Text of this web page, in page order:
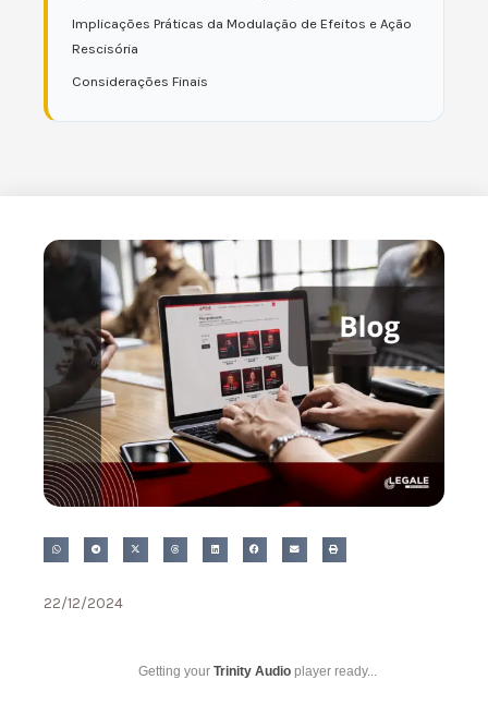
Implicações Práticas da Modulação de Efeitos e Ação
Rescisória
Considerações Finais
22/12/2024
Getting your Trinity Audio player ready...